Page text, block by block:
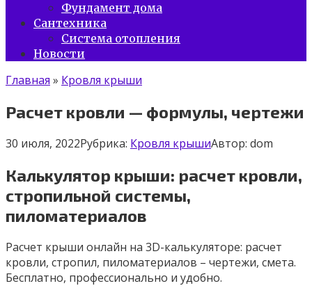
Фундамент дома
Сантехника
Система отопления
Новости
Главная » Кровля крыши
Расчет кровли — формулы, чертежи
30 июля, 2022Рубрика: Кровля крышиАвтор: dom
Калькулятор крыши: расчет кровли,
стропильной системы,
пиломатериалов
Расчет крыши онлайн на 3D-калькуляторе: расчет
кровли, стропил, пиломатериалов – чертежи, смета.
Бесплатно, профессионально и удобно.